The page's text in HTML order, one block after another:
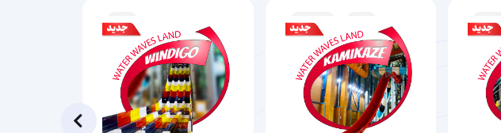
هولناک هولناک تند